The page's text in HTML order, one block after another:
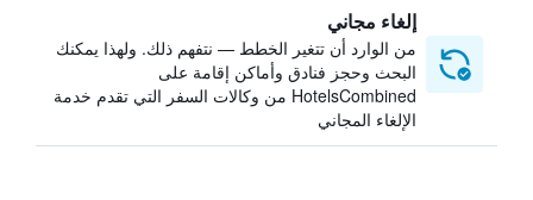
إلغاء مجاني
من الوارد أن تتغير الخطط — نتفهم ذلك. ولهذا يمكنك
البحث وحجز فنادق وأماكن إقامة على
HotelsCombined من وكالات السفر التي تقدم خدمة
الإلغاء المجاني